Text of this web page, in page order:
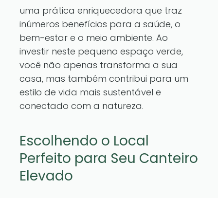
uma prática enriquecedora que traz
inúmeros benefícios para a saúde, o
bem-estar e o meio ambiente. Ao
investir neste pequeno espaço verde,
você não apenas transforma a sua
casa, mas também contribui para um
estilo de vida mais sustentável e
conectado com a natureza.
Escolhendo o Local
Perfeito para Seu Canteiro
Elevado